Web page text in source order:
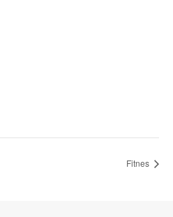
Fitnes